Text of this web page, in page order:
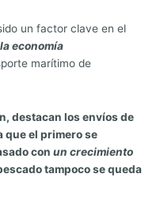
un factor clave en el
economía
marítimo de
destacan los envíos de
que el primero se
con un crecimiento
tampoco se queda